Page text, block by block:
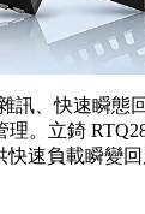
、快速瞬態
立錡
速負載瞬變